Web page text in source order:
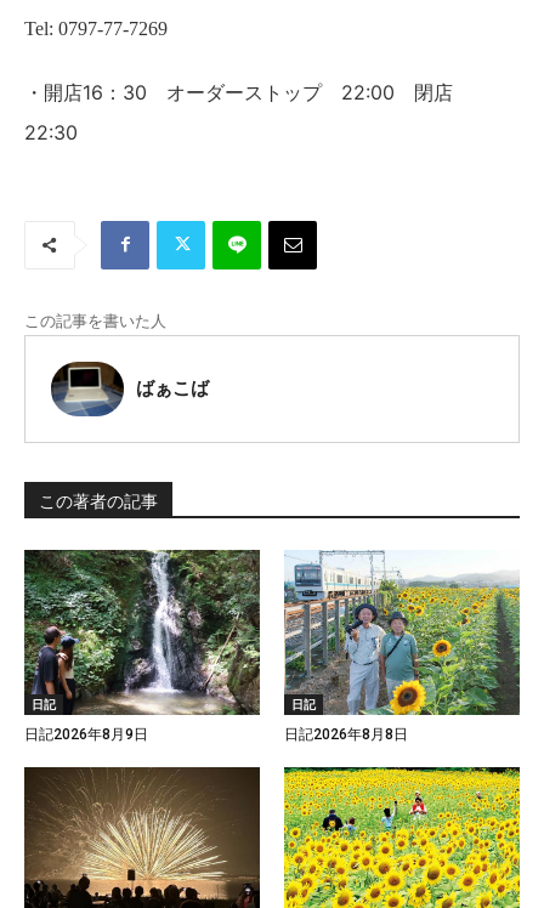
Tel: 0797-77-7269
・開店16：30 オーダーストップ 22:00 閉店
22:30
この記事を書いた人
ばぁこば
この著者の記事
日記
日記2026年8月9日
日記
日記2026年8月8日